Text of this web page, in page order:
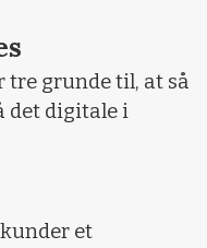
tre grunde til, at så
det digitale i
et